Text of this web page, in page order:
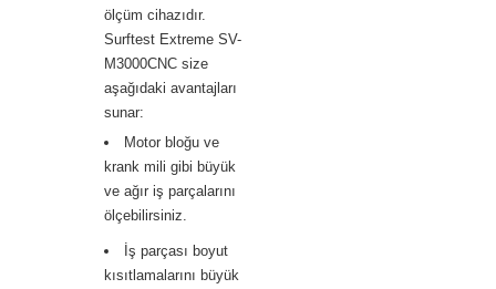
ölçüm cihazıdır.
Surftest Extreme SV-
M3000CNC size
aşağıdaki avantajları
sunar:
Motor bloğu ve
krank mili gibi büyük
ve ağır iş parçalarını
ölçebilirsiniz.
İş parçası boyut
kısıtlamalarını büyük